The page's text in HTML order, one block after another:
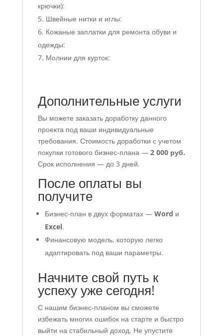
крючки):
Швейные нитки и иглы:
Кожаные заплатки для ремонта обуви и
одежды:
Молнии для курток:
Дополнительные услуги
Вы можете заказать доработку данного
проекта под ваши индивидуальные
требования. Стоимость доработки с учетом
покупки готового бизнес-плана — 2 000 руб.
Срок исполнения — до 3 дней.
После оплаты вы
получите
Бизнес-план в двух форматах — Word и
Excel.
Финансовую модель, которую легко
адаптировать под ваши параметры.
Начните свой путь к
успеху уже сегодня!
С нашим бизнес-планом вы сможете
избежать многих ошибок на старте и быстро
выйти на стабильный доход. Не упустите